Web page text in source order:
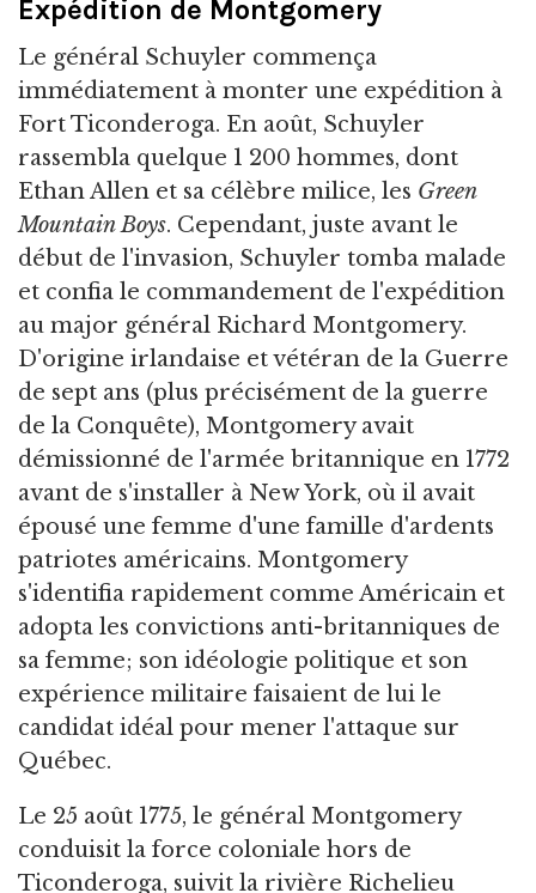
Expédition de Montgomery
Le général Schuyler commença
immédiatement à monter une expédition à
Fort Ticonderoga. En août, Schuyler
rassembla quelque 1 200 hommes, dont
Ethan Allen et sa célèbre milice, les Green
Mountain Boys. Cependant, juste avant le
début de l'invasion, Schuyler tomba malade
et confia le commandement de l'expédition
au major général Richard Montgomery.
D'origine irlandaise et vétéran de la Guerre
de sept ans (plus précisément de la guerre
de la Conquête), Montgomery avait
démissionné de l'armée britannique en 1772
avant de s'installer à New York, où il avait
épousé une femme d'une famille d'ardents
patriotes américains. Montgomery
s'identifia rapidement comme Américain et
adopta les convictions anti-britanniques de
sa femme; son idéologie politique et son
expérience militaire faisaient de lui le
candidat idéal pour mener l'attaque sur
Québec.
Le 25 août 1775, le général Montgomery
conduisit la force coloniale hors de
Ticonderoga, suivit la rivière Richelieu